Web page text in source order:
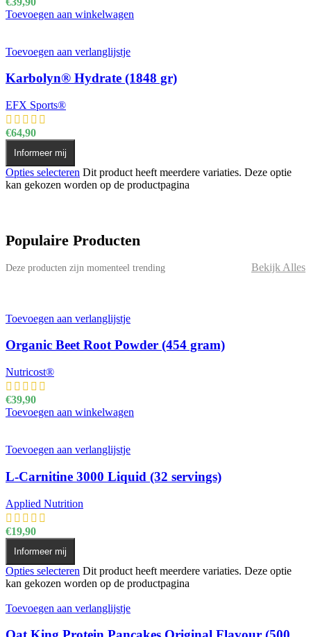
Toevoegen aan winkelwagen
Toevoegen aan verlanglijstje
Karbolyn® Hydrate (1848 gr)
EFX Sports®
€64,90
Informeer mij
Opties selecteren Dit product heeft meerdere variaties. Deze optie
kan gekozen worden op de productpagina
Populaire Producten
Deze producten zijn momenteel trending Bekijk Alles
Toevoegen aan verlanglijstje
Organic Beet Root Powder (454 gram)
Nutricost®
€39,90
Toevoegen aan winkelwagen
Toevoegen aan verlanglijstje
L-Carnitine 3000 Liquid (32 servings)
Applied Nutrition
€19,90
Informeer mij
Opties selecteren Dit product heeft meerdere variaties. Deze optie
kan gekozen worden op de productpagina
Toevoegen aan verlanglijstje